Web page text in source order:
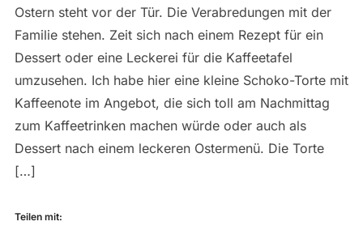
Ostern steht vor der Tür. Die Verabredungen mit der
Familie stehen. Zeit sich nach einem Rezept für ein
Dessert oder eine Leckerei für die Kaffeetafel
umzusehen. Ich habe hier eine kleine Schoko-Torte mit
Kaffeenote im Angebot, die sich toll am Nachmittag
zum Kaffeetrinken machen würde oder auch als
Dessert nach einem leckeren Ostermenü. Die Torte
[…]
Teilen mit: